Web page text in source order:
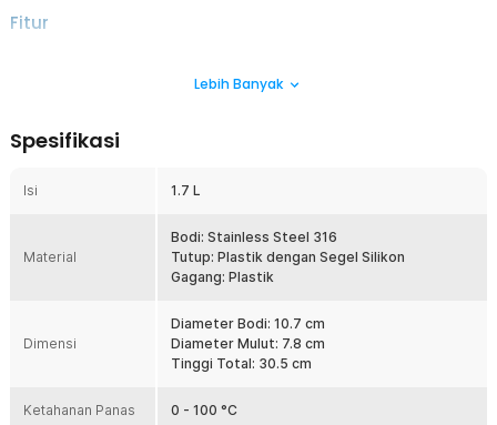
Fitur
Terbuat dari stainless steel 316, botol minum ini anti karat sehingga
Segel Vakum Lebih Aman
berkat tutup vakum ganda super erat. Lapisan silikon menjaga suhu
minuman hangat dan dingin kapan saja.
Sesuaikan Cara Minum
Dilengkapi sedotan, kini Anda bisa memilih cara minum sesuai
untuk hilangkan haus lebih cepat.
Buka Tutup Tanpa Repot
tutup dengan desain fliptop yang praktis. Sistem kunci juga
Lebih Banyak
Spesifikasi
Isi 1.7 L
Material
Bodi: Stainless Steel 316
Tutup: Plastik dengan Segel Silikon
Gagang: Plastik
Dimensi
Diameter Bodi: 10.7 cm
Diameter Mulut: 7.8 cm
Tinggi Total: 30.5 cm
Ketahanan Panas 0 - 100 °C